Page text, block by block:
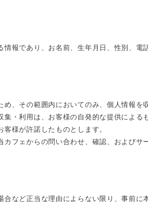
情報であり、お名前、生年月日、性別、
め、その範囲内においてのみ、個人情報を
集・利用は、お客様の自発的な提供によ
様が許諾したものとします。
カフェからの問い合わせ、確認、およびサ
合など正当な理由によらない限り、事前